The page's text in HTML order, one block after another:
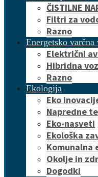
ČISTILNE
Filtri za
Razno
Energetsko varčna
Električni
Hibridna
Razno
Ekologija
Eko
Napredne
Eko-nasveti
Ekološka
Komunalna
Okolje in
Dogodki